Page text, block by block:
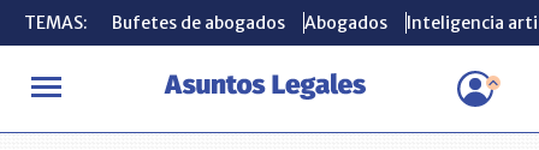
TEMAS: Bufetes de abogados Abogados Inteligencia
INICIO ACTUALIDAD ¿Cómo proteger la propiedad intelectual
TEMAS: Bufetes de abogados Abogados Inteligencia